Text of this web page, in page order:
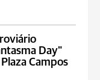
Day"
Campos